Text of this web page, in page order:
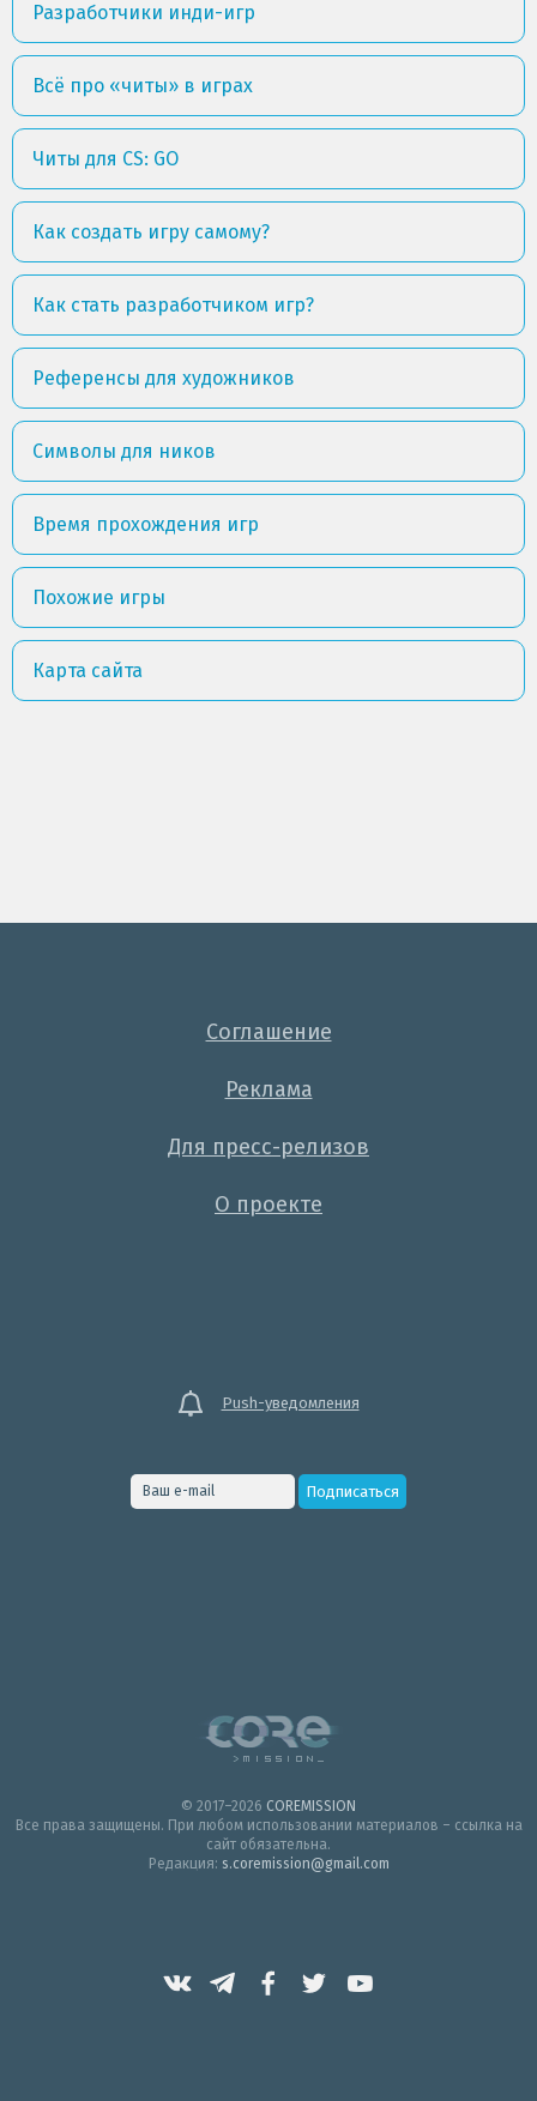
Разработчики инди-игр
Всё про «читы» в играх
Читы для CS: GO
Как создать игру самому?
Как стать разработчиком игр?
Референсы для художников
Символы для ников
Время прохождения игр
Похожие игры
Карта сайта
Соглашение
Реклама
Для пресс-релизов
О проекте
Push-уведомления
© 2017–2026 COREMISSION
Все права защищены. При любом использовании материалов – ссылка на
сайт обязательна.
Редакция: s.coremission@gmail.com